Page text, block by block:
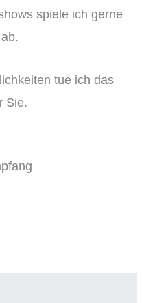
spiele ich gerne
tue ich das
Sie.